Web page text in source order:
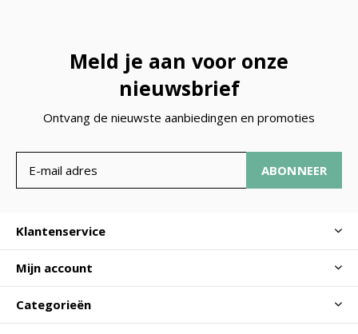
Meld je aan voor onze
nieuwsbrief
Ontvang de nieuwste aanbiedingen en promoties
ABONNEER
Klantenservice
Mijn account
Categorieën